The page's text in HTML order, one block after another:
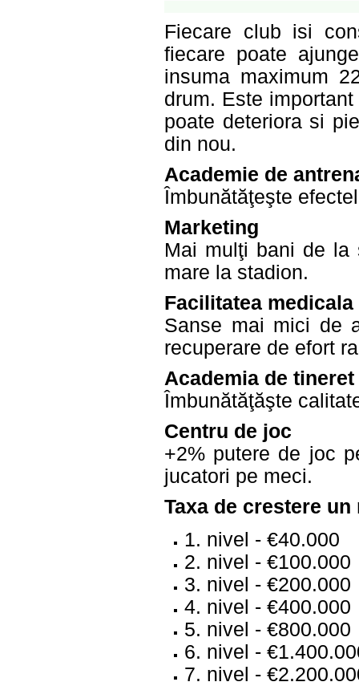
Fiecare club isi
fiecare poate
insuma maximum
drum. Este
poate deteriora si
din nou.
Academie de
Îmbunătăţeşte
Marketing
Mai mulţi bani de la
mare la stadion.
Facilitatea medicala
Sanse mai mici de
recuperare de efort
Academia de tineret
Îmbunătăţăşte
Centru de joc
+2% putere de joc
jucatori pe meci.
Taxa de crestere un
1. nivel - €40.000
2. nivel - €100.000
3. nivel - €200.000
4. nivel - €400.000
5. nivel - €800.000
6. nivel -
7. nivel -